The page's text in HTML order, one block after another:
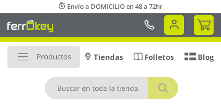
al
contenido
Envío a DOMICILIO en 48 a 72hr
Mi
Productos
Buscar
Tiendas Folletos Blog